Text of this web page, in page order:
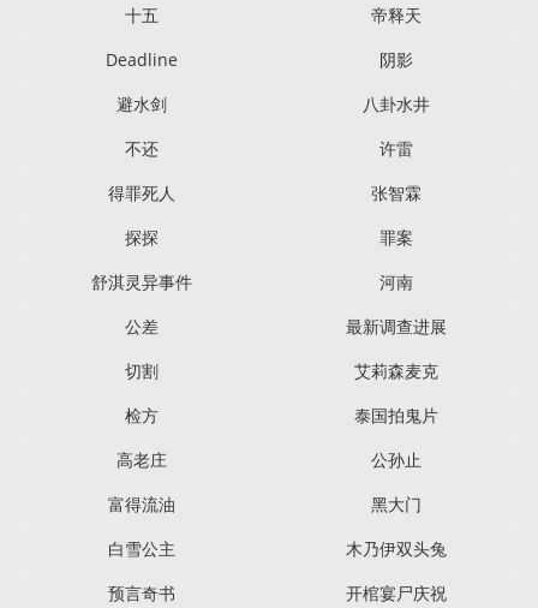
十五
帝释天
Deadline
阴影
避水剑
八卦水井
不还
许雷
得罪死人
张智霖
探探
罪案
舒淇灵异事件
河南
公差
最新调查进展
切割
艾莉森麦克
检方
泰国拍鬼片
高老庄
公孙止
富得流油
黑大门
白雪公主
木乃伊双头兔
预言奇书
开棺宴尸庆祝